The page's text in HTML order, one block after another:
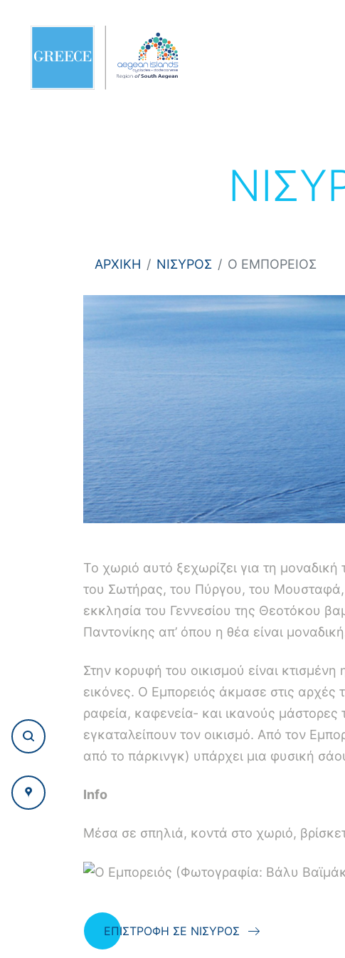
ΑΡΧΙΚΗ ΝΙΣΥΡΟΣ Ο ΕΜΠΟΡΕΙΟΣ
Το χωριό αυτό ξεχωρίζει για τη μοναδική
του Σωτήρας, του Πύργου, του Μουσταφά,
εκκλησία του Γεννεσίου της Θεοτόκου
Παντονίκης απ’ όπου η θέα είναι
Στην κορυφή του οικισμού είναι
εικόνες. Ο Εμπορειός άκμασε στις
ραφεία, καφενεία- και ικανούς μάστορες
εγκαταλείπουν τον οικισμό. Από τον
από το πάρκινγκ) υπάρχει μια φυσική
Info
Μέσα σε σπηλιά, κοντά στο χωριό,
ΕΠΙΣΤΡΟΦΗ ΣΕ ΝΙΣΥΡΟΣ